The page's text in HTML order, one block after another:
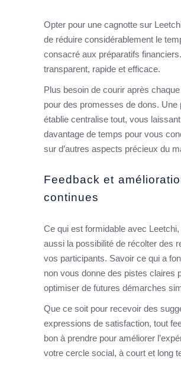
Opter pour une cagnotte sur
de réduire considérablement le
consacré aux préparatifs
transparent, rapide et efficace.
Plus besoin de courir après
pour des promesses de dons. Une
établie centralise tout, vous laissant
davantage de temps pour vous
sur d’autres aspects précieux du
Feedback et
continues
Ce qui est formidable avec Leetchi,
aussi la possibilité de récolter des
vos participants. Savoir ce qui a
non vous donne des pistes claires
optimiser de futures démarches
Que ce soit pour recevoir des
expressions de satisfaction, tout
bon à prendre pour améliorer
votre cercle social, à court et long